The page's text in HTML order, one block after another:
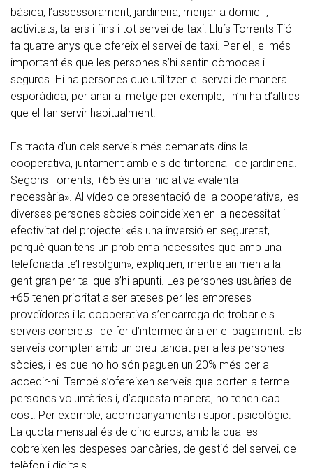
bàsica, l’assessorament, jardineria, menjar a domicili,
activitats, tallers i fins i tot servei de taxi. Lluís Torrents Tió
fa quatre anys que ofereix el servei de taxi. Per ell, el més
important és que les persones s’hi sentin còmodes i
segures. Hi ha persones que utilitzen el servei de manera
esporàdica, per anar al metge per exemple, i n’hi ha d’altres
que el fan servir habitualment.
Es tracta d’un dels serveis més demanats dins la
cooperativa, juntament amb els de tintoreria i de jardineria.
Segons Torrents, +65 és una iniciativa «valenta i
necessària». Al vídeo de presentació de la cooperativa, les
diverses persones sòcies coincideixen en la necessitat i
efectivitat del projecte: «és una inversió en seguretat,
perquè quan tens un problema necessites que amb una
telefonada te’l resolguin», expliquen, mentre animen a la
gent gran per tal que s’hi apunti. Les persones usuàries de
+65 tenen prioritat a ser ateses per les empreses
proveïdores i la cooperativa s’encarrega de trobar els
serveis concrets i de fer d’intermediària en el pagament. Els
serveis compten amb un preu tancat per a les persones
sòcies, i les que no ho són paguen un 20% més per a
accedir-hi. També s’ofereixen serveis que porten a terme
persones voluntàries i, d’aquesta manera, no tenen cap
cost. Per exemple, acompanyaments i suport psicològic.
La quota mensual és de cinc euros, amb la qual es
cobreixen les despeses bancàries, de gestió del servei, de